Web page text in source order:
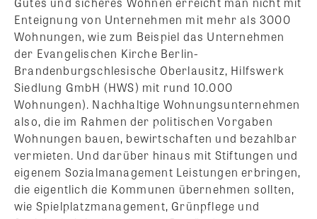
Enteignung von Unternehmen mit mehr als 3000
Wohnungen, wie zum Beispiel das Unternehmen
der Evangelischen Kirche Berlin-
Brandenburgschlesische Oberlausitz, Hilfswerk
Siedlung GmbH (HWS) mit rund 10.000
Wohnungen). Nachhaltige Wohnungsunternehmen
also, die im Rahmen der politischen Vorgaben
Wohnungen bauen, bewirtschaften und bezahlbar
vermieten. Und darüber hinaus mit Stiftungen und
eigenem Sozialmanagement Leistungen erbringen,
die eigentlich die Kommunen übernehmen sollten,
wie Spielplatzmanagement, Grünpflege und